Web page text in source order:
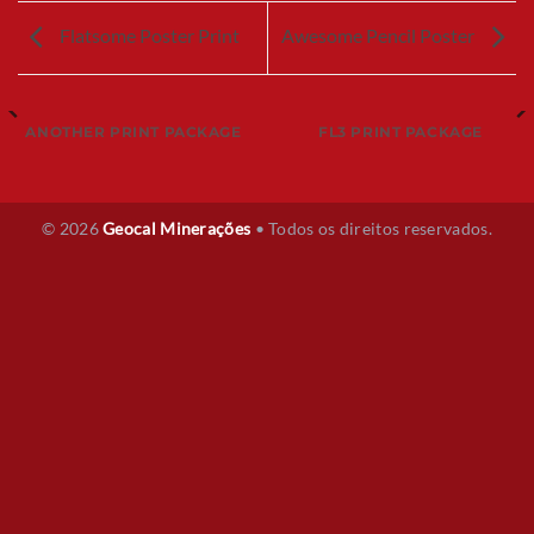
Flatsome Poster Print Awesome Pencil Poster
ANOTHER PRINT PACKAGE FL3 PRINT PACKAGE
© 2026Geocal Minerações • Todos os direitos reservados.